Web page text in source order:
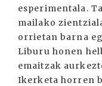
esperimentala.
mailako
orrietan barna
Liburu honen
emaitzak
Ikerketa horren